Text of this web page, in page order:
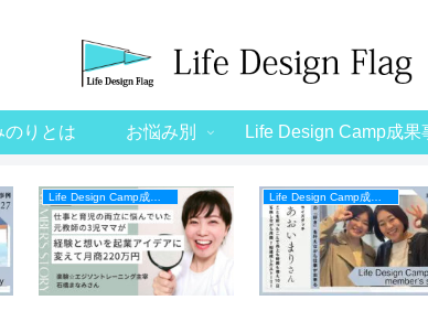
のりとは お悩み別 Life Design Camp成果
Life Design Camp成果事例 Life Design Camp成果事例